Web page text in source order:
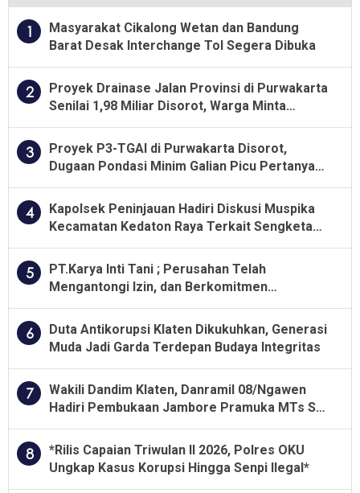
1
Masyarakat Cikalong Wetan dan Bandung
Barat Desak Interchange Tol Segera Dibuka
2
Proyek Drainase Jalan Provinsi di Purwakarta
Senilai 1,98 Miliar Disorot, Warga Minta
3
Proyek P3-TGAI di Purwakarta Disorot,
Dugaan Pondasi Minim Galian Picu Pertanyaan
4
Kapolsek Peninjauan Hadiri Diskusi Muspika
Kecamatan Kedaton Raya Terkait Sengketa
5
PT.Karya Inti Tani ; Perusahan Telah
Mengantongi Izin, dan Berkomitmen
6
Duta Antikorupsi Klaten Dikukuhkan, Generasi
Muda Jadi Garda Terdepan Budaya Integritas
7
Wakili Dandim Klaten, Danramil 08/Ngawen
Hadiri Pembukaan Jambore Pramuka MTs Se-
8
*Rilis Capaian Triwulan II 2026, Polres OKU
Ungkap Kasus Korupsi Hingga Senpi Ilegal*